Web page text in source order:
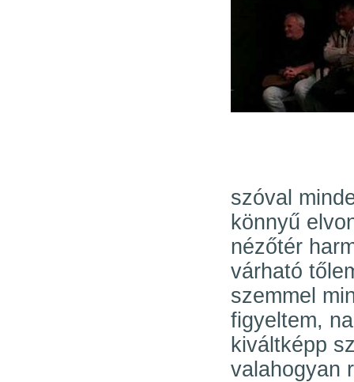
szóval
könnyű
nézőtér
várható
szemmel
figyeltem,
kiváltképp
valahogyan